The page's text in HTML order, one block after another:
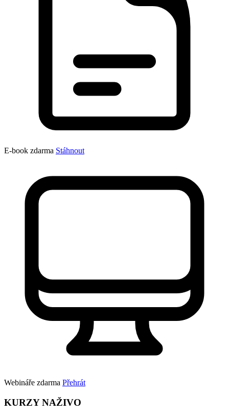
E-book zdarma Stáhnout
Webináře zdarma Přehrát
KURZY NAŽIVO